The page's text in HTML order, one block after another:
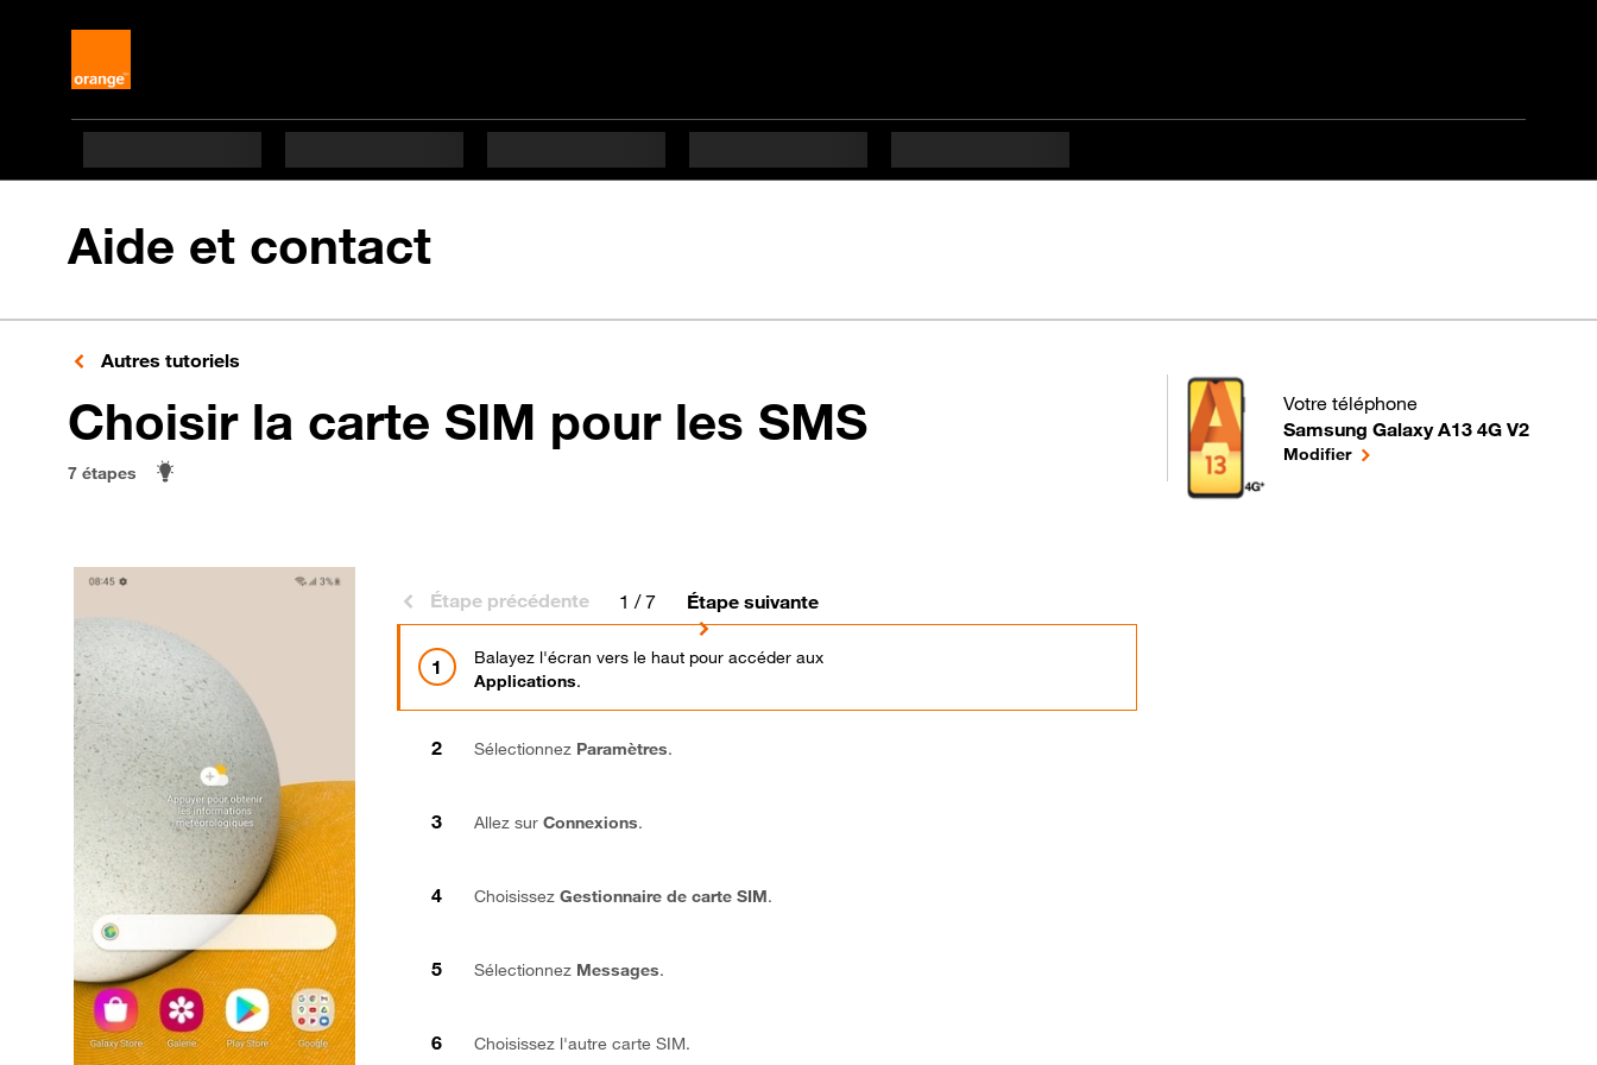
Aide et contact
Autres tutoriels
Choisir la carte SIM pour les SMSen 7 étapes difficulté
7 étapes
Votre téléphone
Samsung Galaxy A13 4G V2
pour votre Samsung Galaxy A13 4G V2
Modifierle téléphone sélectionné
Étape précédente 1 / 7 Étape suivante
Balayez l'écran vers le haut pour accéder aux
Applications.
Sélectionnez Paramètres.
Allez sur Connexions.
Choisissez Gestionnaire de carte SIM.
Sélectionnez Messages.
Choisissez l'autre carte SIM.